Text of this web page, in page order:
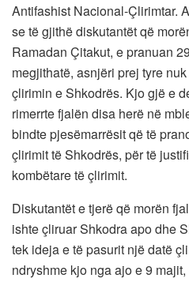
Antifashist Nacional-Çlirimtar.
se të gjithë diskutantët që
Ramadan Çitakut, e pranuan
megjithatë, asnjëri prej tyre
çlirimin e Shkodrës. Kjo gjë e
rimerrte fjalën disa herë në
bindte pjesëmarrësit që të
çlirimit të Shkodrës, për të
kombëtare të çlirimit.
Diskutantët e tjerë që morën
ishte çliruar Shkodra apo dhe
tek ideja e të pasurit një datë
ndryshme kjo nga ajo e 9